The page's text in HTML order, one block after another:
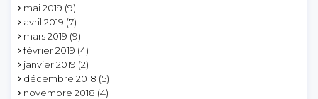
mai 2019 (9)
avril 2019 (7)
mars 2019 (9)
février 2019 (4)
janvier 2019 (2)
décembre 2018 (5)
novembre 2018 (4)